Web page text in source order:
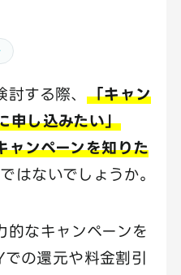
する際、 「キャン
申し込みたい」
ャンペーンを知りた
はないでしょうか。
的なキャンペーンを
の還元や料金割引